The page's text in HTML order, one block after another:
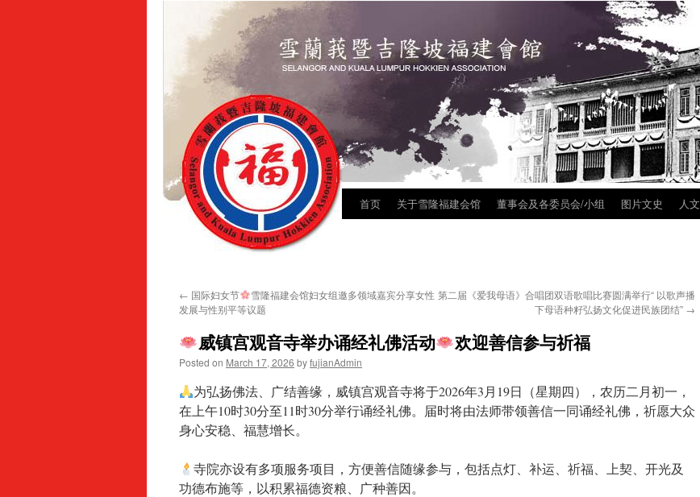
Skip首页 关于雪隆福建会馆 董事会及各委员会/小组 图片文史 人文
← 国际妇女节
雪隆福建会馆妇女组邀多领域嘉宾分享女性
发展与性别平等议题
第二届《爱我母语》合唱团双语歌唱比赛圆满举行“ 以歌声播
下母语种籽弘扬文化促进民族团结” →
威镇宫观音寺举办诵经礼佛活动 欢迎善信参与祈福
Posted on March 17, 2026 byfujianAdmin
为弘扬佛法、广结善缘，威镇宫观音寺将于2026年3月19日（星期四），农历二月初一，
在上午10时30分至11时30分举行诵经礼佛。届时将由法师带领善信一同诵经礼佛，祈愿大众
身心安稳、福慧增长。
寺院亦设有多项服务项目，方便善信随缘参与，包括点灯、补运、祈福、上契、开光及
功德布施等，以积累福德资粮、广种善因。